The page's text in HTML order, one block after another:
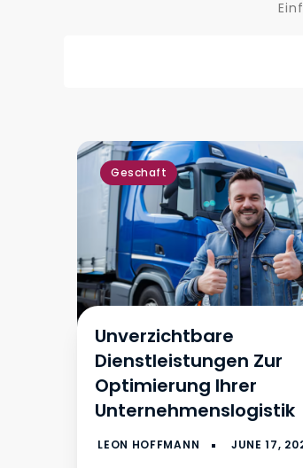
Geschaft
Unverzichtbare
Dienstleistungen Zur
Optimierung Ihrer
Unternehmenslogistik